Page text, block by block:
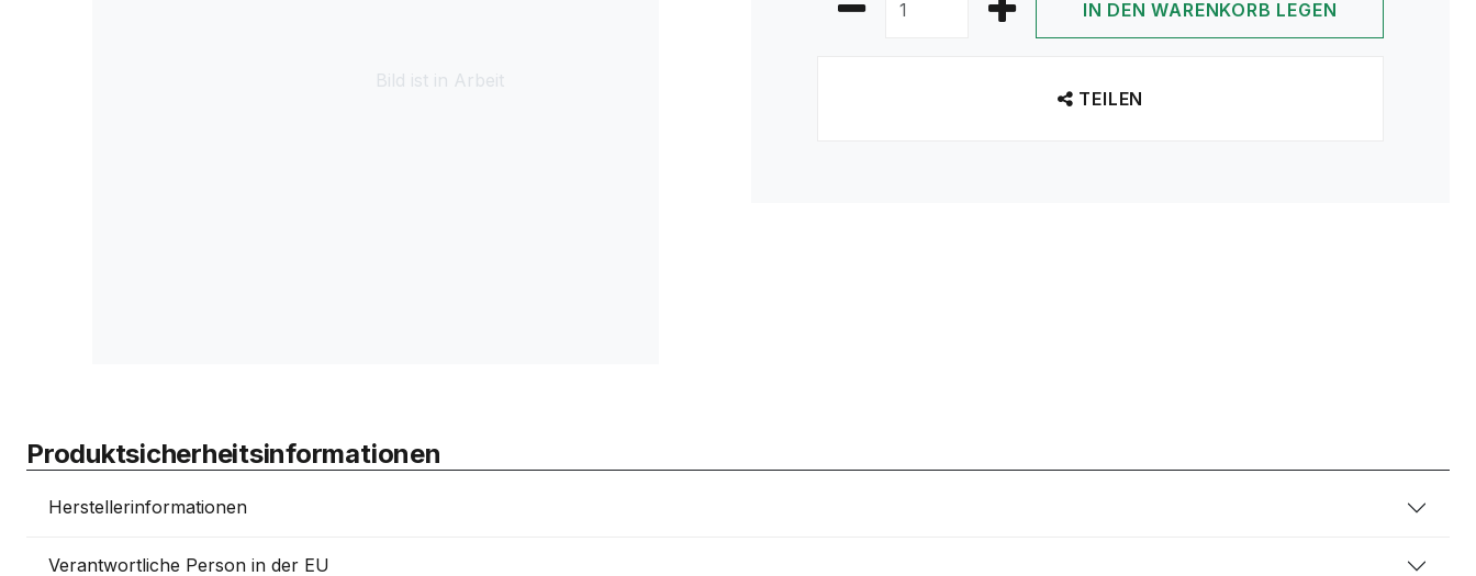
Bild ist in Arbeit
IN DEN WARENKORB LEGEN
TEILEN
Produktsicherheitsinformationen
Herstellerinformationen
Verantwortliche Person in der EU